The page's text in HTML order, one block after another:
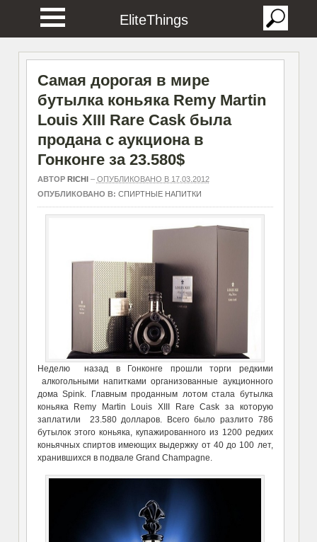
EliteThings
Самая дорогая в мире
бутылка коньяка Remy Martin
Louis XIII Rare Cask была
продана с аукциона в
Гонконге за 23.580$
АВТОР RICHI– ОПУБЛИКОВАНО В 17.03.2012
ОПУБЛИКОВАНО В: СПИРТНЫЕ НАПИТКИ
Неделю назад в Гонконге прошли торги редкими
алкогольными напитками организованные аукционного
дома Spink. Главным проданным лотом стала бутылка
коньяка Remy Martin Louis XIII Rare Cask за которую
заплатили 23.580 долларов. Всего было разлито 786
бутылок этого коньяка, купажированного из 1200 редких
коньячных спиртов имеющих выдержку от 40 до 100 лет,
хранившихся в подвале Grand Champagne.